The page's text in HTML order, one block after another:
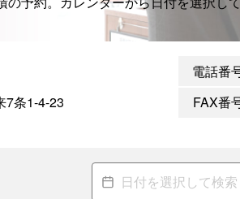
7条1-4-23
電話番
FAX番